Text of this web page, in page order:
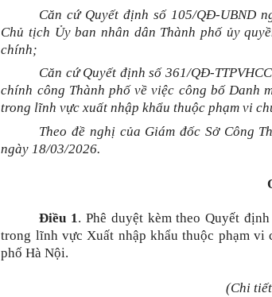
Căn cứ Quyết định số 105/QĐ-UBND
Chủ tịch Ủy ban nhân dân Thành phố ủy
chính;
Căn cứ Quyết định số 361/QĐ-
chính công Thành phố về việc công bố Danh
trong lĩnh vực xuất nhập khẩu thuộc phạm vi
Theo đề nghị của Giám đốc Sở Công
ngày 18/03/2026.
Điều 1. Phê duyệt kèm theo Quyết
trong lĩnh vực Xuất nhập khẩu thuộc phạm vi
phố Hà Nội.
(Chi